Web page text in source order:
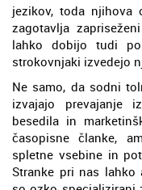
jezikov, toda njihova
zagotavlja
lahko dobijo tudi
strokovnjaki izvedejo
Ne samo, da sodni
izvajajo prevajanje
besedila in
časopisne članke,
spletne vsebine in
Stranke pri nas lahko